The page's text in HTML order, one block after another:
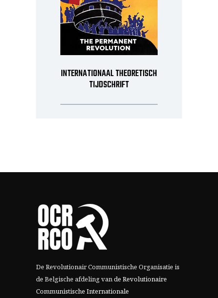
INTERNATIONAAL THEORETISCH
TIJDSCHRIFT
De Revolutionair Communistische Organisatie is
de Belgische afdeling van de Revolutionaire
Communistische Internationale